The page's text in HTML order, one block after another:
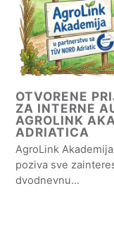
OTVORENE
ZA INTERNE
AGROLINK
ADRIATICA
AgroLink
poziva sve
dvodnevnu…